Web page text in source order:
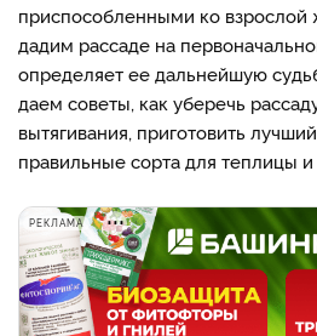
приспособленными ко взрослой
дадим рассаде на
определяет ее дальнейшую
даем советы, как уберечь
вытягивания, приготовить
правильные сорта для теплицы
РЕКЛАМА